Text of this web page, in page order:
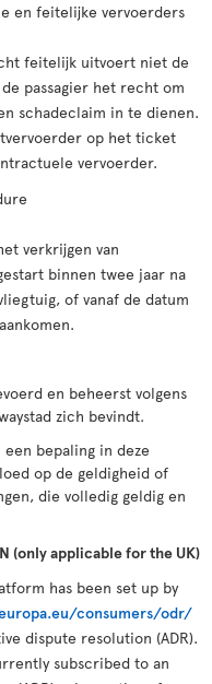
en feitelijke vervoerders
feitelijk uitvoert niet de
passagier het recht om
schadeclaim in te dienen.
op het ticket
vervoerder.
verkrĳgen van
binnen twee jaar na
of vanaf de datum
en beheerst volgens
zich bevindt.
bepaling in deze
op de geldigheid of
die volledig geldig en
(only applicable for the UK)
has been set up by
consumers/odr/
dispute resolution (ADR).
subscribed to an